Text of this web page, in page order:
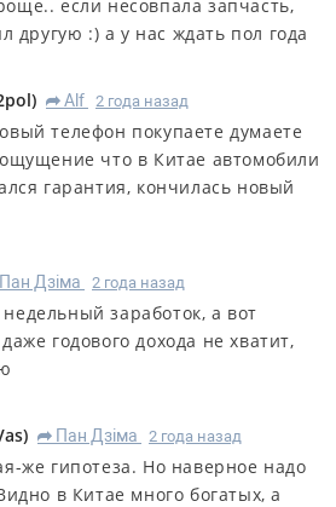
если несовпала запчасть,
другую :) а у нас ждать пол года
) R Alf 2 года назад
телефон покупаете думаете
что в Китае автомобили
гарантия, кончилась новый
Пан Дзiма 2 года назад
заработок, а вот
годового дохода не хватит,
) R Пан Дзiма 2 года назад
же гипотеза. Но наверное надо
в Китае много богатых, а